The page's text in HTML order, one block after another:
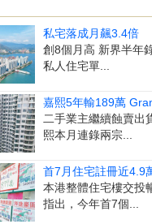
私宅落成月飆3.4倍
創8個月高 新界半年
私人住宅單...
嘉熙5年輸189萬
二手業主繼續蝕賣出
熙本月連錄兩宗...
首7月住宅註冊近4.9
本港整體住宅樓交投
指出，今年首7個...